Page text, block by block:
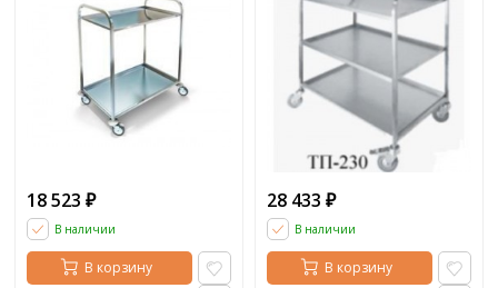
18 523 ₽
В наличии
В корзину
28 433 ₽
В наличии
В корзину